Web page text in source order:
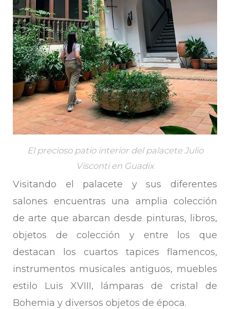
El precioso patio interior del palacete Julio
Visconti en Guadix
Visitando el palacete y sus diferentes
salones encuentras una amplia colección
de arte que abarcan desde pinturas, libros,
objetos de colección y entre los que
destacan los cuartos tapices flamencos,
instrumentos musicales antiguos, muebles
estilo Luis XVIII, lámparas de cristal de
Bohemia y diversos objetos de época.